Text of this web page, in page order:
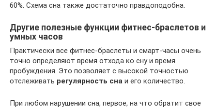
60%. Схема сна также достаточно правдоподобна.
Другие полезные функции фитнес-браслетов и
умных часов
Практически все фитнес-браслеты и смарт-часы очень
точно определяют время отхода ко сну и время
пробуждения. Это позволяет с высокой точностью
отслеживать регулярность сна и его количество.
При любом нарушении сна, первое, на что обратит свое